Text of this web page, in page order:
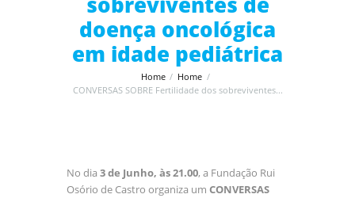
doença oncológica
em idade pediátrica
Home
Home
CONVERSAS SOBRE Fertilidade dos sobreviventes...
No dia 3 de Junho, às 21.00, a Fundação Rui
Osório de Castro organiza um CONVERSAS